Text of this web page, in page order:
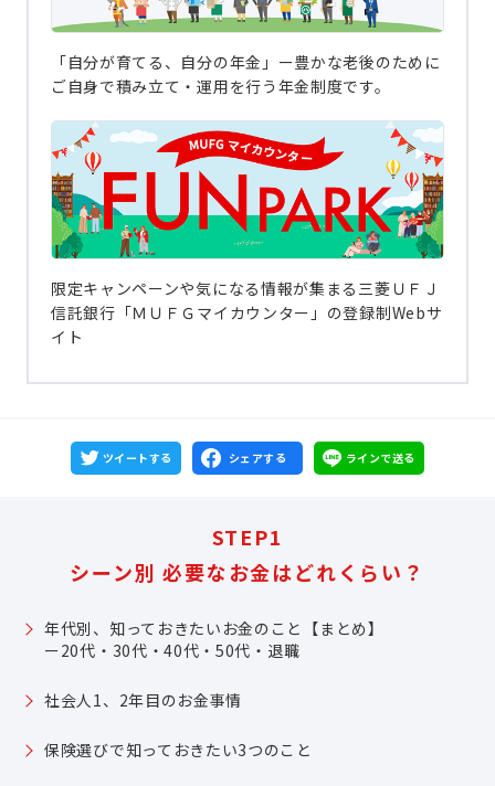
「自分が育てる、自分の年金」ー豊かな老後のために
ご自身で積み立て・運用を行う年金制度です。
限定キャンペーンや気になる情報が集まる三菱ＵＦＪ
信託銀行「ＭＵＦＧマイカウンター」の登録制Webサ
イト
ツイートする シェアする ラインで送る
STEP1
シーン別 必要なお金はどれくらい？
年代別、知っておきたいお金のこと【まとめ】
ー20代・30代・40代・50代・退職
社会人1、2年目のお金事情
保険選びで知っておきたい3つのこと